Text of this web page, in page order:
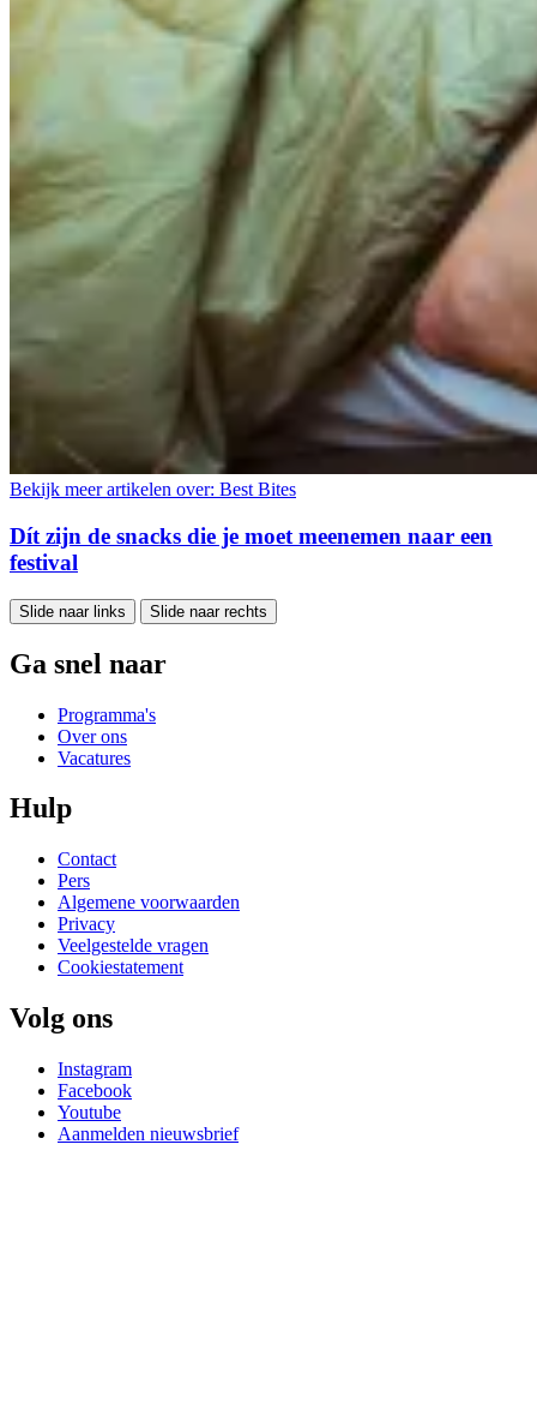
Bekijk meer artikelen over: Best Bites
Dít zijn de snacks die je moet meenemen naar een
festival
Slide naar links Slide naar rechts
Ga snel naar
Programma's
Over ons
Vacatures
Hulp
Contact
Pers
Algemene voorwaarden
Privacy
Veelgestelde vragen
Cookiestatement
Volg ons
Instagram
Facebook
Youtube
Aanmelden nieuwsbrief